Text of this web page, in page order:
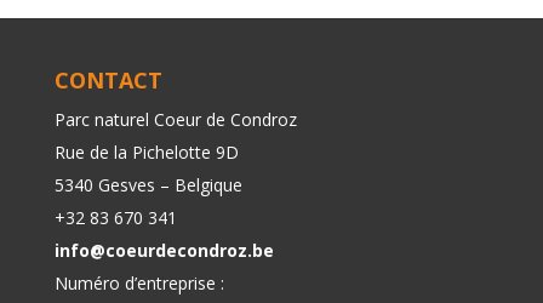
CONTACT
Parc naturel Coeur de Condroz
Rue de la Pichelotte 9D
5340 Gesves – Belgique
+32 83 670 341
info@coeurdecondroz.be
Numéro d’entreprise :